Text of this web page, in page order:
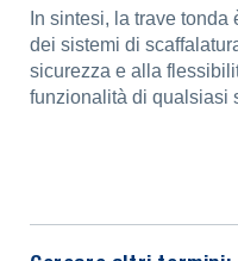
In sintesi, la trave
dei sistemi di
sicurezza e alla
funzionalità di qualsiasi